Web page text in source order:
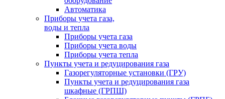
Автоматика
Приборы учета газа,
воды и тепла
Приборы учета газа
Приборы учета воды
Приборы учета тепла
Пункты учета и редуцирования газа
Газорегуляторные установки (ГРУ)
Пункты учета и редуцирования газа
шкафные (ГРПШ)